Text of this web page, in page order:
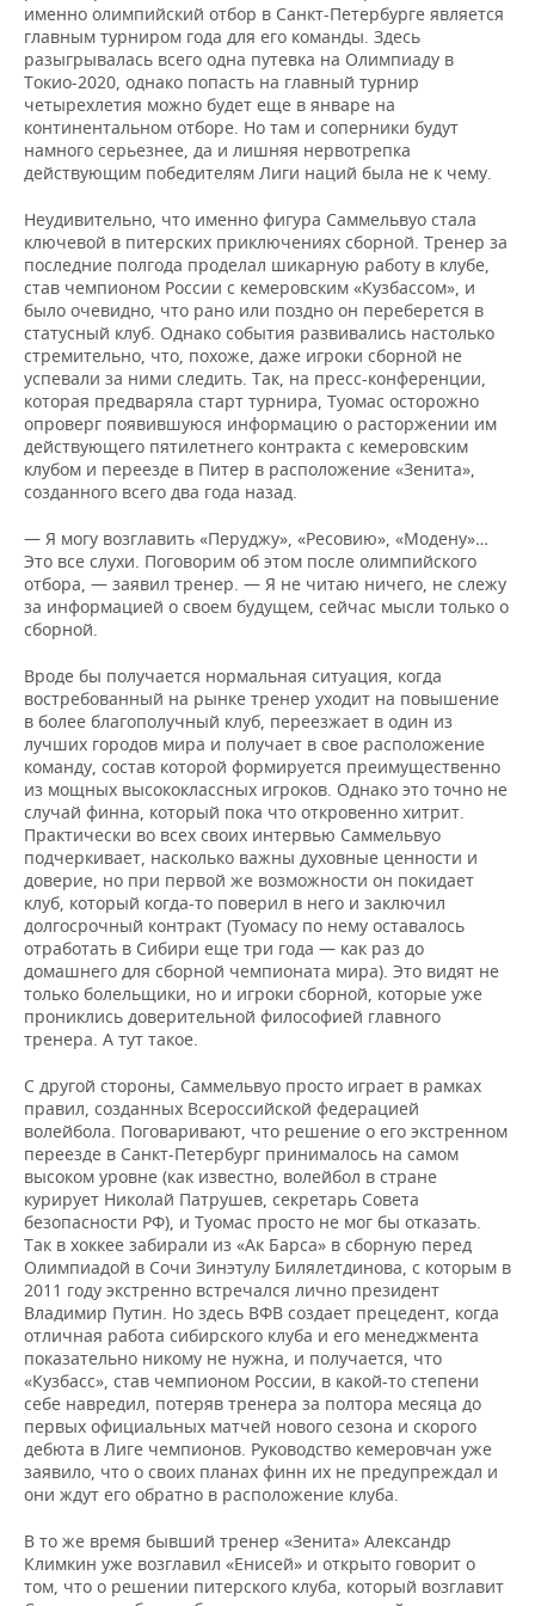
ХОККЕЙ С МЯЧОМ
ПРОИСШЕСТВИЯ
именно олимпийский отбор в Санкт-Петербурге является
главным турниром года для его команды. Здесь
разыгрывалась всего одна путевка на Олимпиаду в
Токио-2020, однако попасть на главный турнир
четырехлетия можно будет еще в январе на
континентальном отборе. Но там и соперники будут
намного серьезнее, да и лишняя нервотрепка
действующим победителям Лиги наций была не к чему.
Неудивительно, что именно фигура Саммельвуо стала
ключевой в питерских приключениях сборной. Тренер за
последние полгода проделал шикарную работу в клубе,
став чемпионом России с кемеровским «Кузбассом», и
было очевидно, что рано или поздно он переберется в
статусный клуб. Однако события развивались настолько
стремительно, что, похоже, даже игроки сборной не
успевали за ними следить. Так, на пресс-конференции,
которая предваряла старт турнира, Туомас осторожно
опроверг появившуюся информацию о расторжении им
действующего пятилетнего контракта с кемеровским
клубом и переезде в Питер в расположение «Зенита»,
созданного всего два года назад.
— Я могу возглавить «Перуджу», «Ресовию», «Модену»…
Это все слухи. Поговорим об этом после олимпийского
отбора, — заявил тренер. — Я не читаю ничего, не слежу
за информацией о своем будущем, сейчас мысли только о
сборной.
Вроде бы получается нормальная ситуация, когда
востребованный на рынке тренер уходит на повышение
в более благополучный клуб, переезжает в один из
лучших городов мира и получает в свое расположение
команду, состав которой формируется преимущественно
из мощных высококлассных игроков. Однако это точно не
случай финна, который пока что откровенно хитрит.
Практически во всех своих интервью Саммельвуо
подчеркивает, насколько важны духовные ценности и
доверие, но при первой же возможности он покидает
клуб, который когда-то поверил в него и заключил
долгосрочный контракт (Туомасу по нему оставалось
отработать в Сибири еще три года — как раз до
домашнего для сборной чемпионата мира). Это видят не
только болельщики, но и игроки сборной, которые уже
прониклись доверительной философией главного
тренера. А тут такое.
С другой стороны, Саммельвуо просто играет в рамках
правил, созданных Всероссийской федерацией
волейбола. Поговаривают, что решение о его экстренном
переезде в Санкт-Петербург принималось на самом
высоком уровне (как известно, волейбол в стране
курирует Николай Патрушев, секретарь Совета
безопасности РФ), и Туомас просто не мог бы отказать.
Так в хоккее забирали из «Ак Барса» в сборную перед
Олимпиадой в Сочи Зинэтулу Билялетдинова, с которым в
2011 году экстренно встречался лично президент
Владимир Путин. Но здесь ВФВ создает прецедент, когда
отличная работа сибирского клуба и его менеджмента
показательно никому не нужна, и получается, что
«Кузбасс», став чемпионом России, в какой-то степени
себе навредил, потеряв тренера за полтора месяца до
первых официальных матчей нового сезона и скорого
дебюта в Лиге чемпионов. Руководство кемеровчан уже
заявило, что о своих планах финн их не предупреждал и
они ждут его обратно в расположение клуба.
В то же время бывший тренер «Зенита» Александр
Климкин уже возглавил «Енисей» и открыто говорит о
том, что о решении питерского клуба, который возглавит